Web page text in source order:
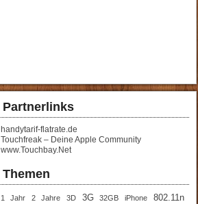
Partnerlinks
handytarif-flatrate.de
Touchfreak – Deine Apple Community
www.Touchbay.Net
Themen
1 Jahr 2 Jahre 3D 3G 32GB iPhone 802.11n